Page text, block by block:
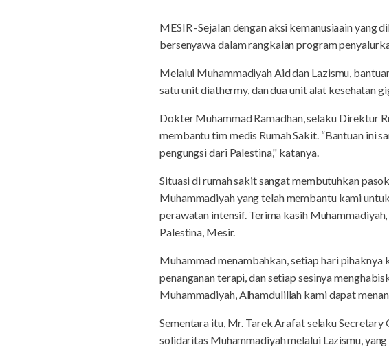
MESIR -Sejalan dengan aksi kemanusiaain yang
bersenyawa dalam rangkaian program
Melalui Muhammadiyah Aid dan Lazismu,
satu unit diathermy, dan dua unit alat kesehatan
Dokter Muhammad Ramadhan, selaku Direktur
membantu tim medis Rumah Sakit. “Bantuan ini
pengungsi dari Palestina," katanya.
Situasi di rumah sakit sangat membutuhkan
Muhammadiyah yang telah membantu kami
perawatan intensif. Terima kasih
Palestina, Mesir.
Muhammad menambahkan, setiap hari pihaknya
penanganan terapi, dan setiap sesinya
Muhammadiyah, Alhamdulillah kami dapat
Sementara itu, Mr. Tarek Arafat selaku
solidaritas Muhammadiyah melalui Lazismu,